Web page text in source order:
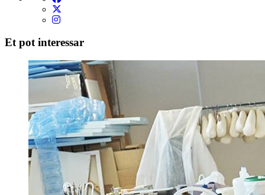
Et pot interessar